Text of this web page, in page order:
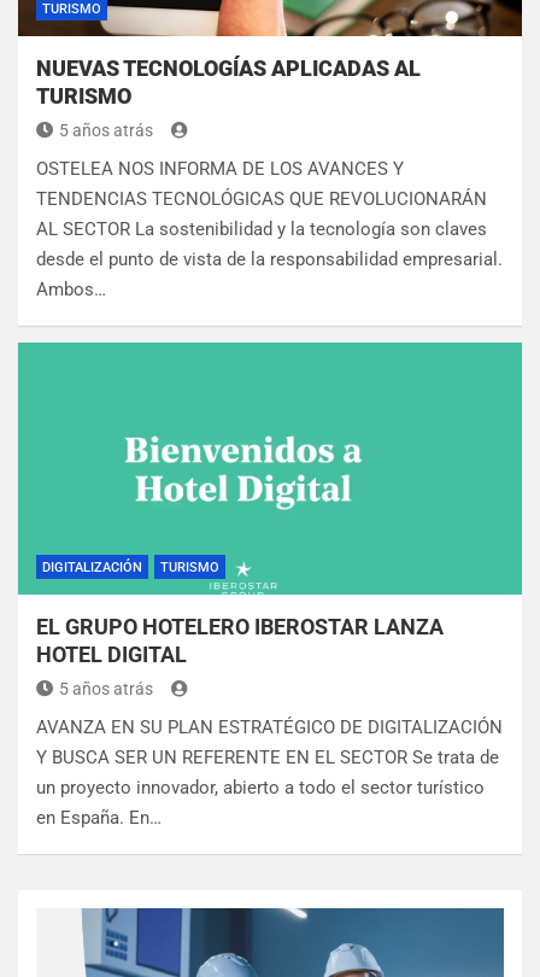
TURISMO
NUEVAS TECNOLOGÍAS APLICADAS AL
TURISMO
5 años atrás
OSTELEA NOS INFORMA DE LOS AVANCES Y
TENDENCIAS TECNOLÓGICAS QUE REVOLUCIONARÁN
AL SECTOR La sostenibilidad y la tecnología son claves
desde el punto de vista de la responsabilidad empresarial.
Ambos…
DIGITALIZACIÓN TURISMO
EL GRUPO HOTELERO IBEROSTAR LANZA
HOTEL DIGITAL
5 años atrás
AVANZA EN SU PLAN ESTRATÉGICO DE DIGITALIZACIÓN
Y BUSCA SER UN REFERENTE EN EL SECTOR Se trata de
un proyecto innovador, abierto a todo el sector turístico
en España. En…